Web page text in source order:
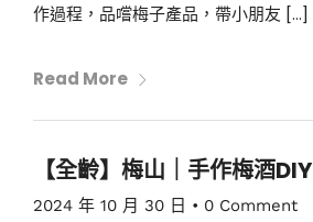
作過程，品嚐梅子產品，帶小朋友 […]
Read More
【全齡】梅山｜手作梅酒
2024 年 10 月 30 日 • 0 Comment